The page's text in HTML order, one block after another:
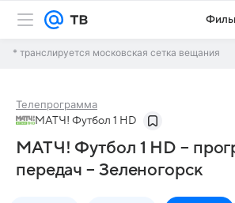
* транслируется московская сетка вещания
Телепрограмма
МАТЧ! Футбол 1 HD
МАТЧ! Футбол 1 HD –
передач – Зеленогорск